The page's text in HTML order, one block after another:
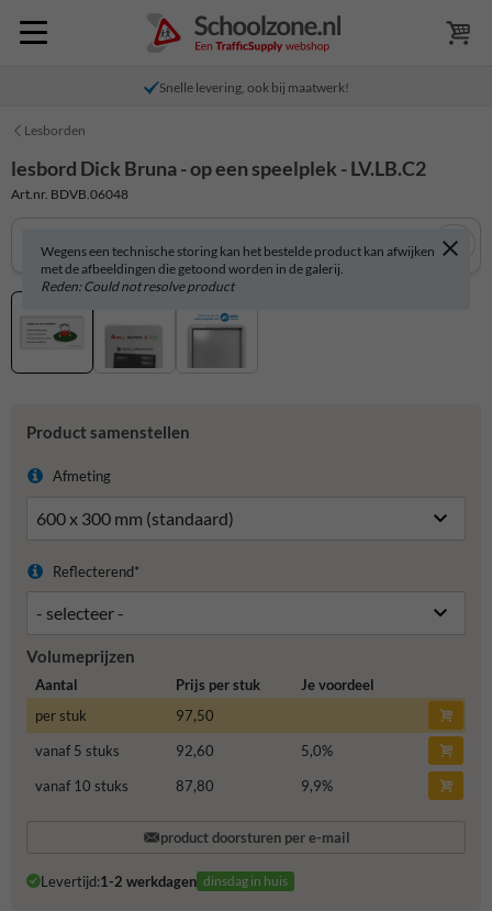
Snelle levering, ook bij maatwerk!
Lesborden
lesbord Dick Bruna - op een speelplek - LV.LB.C2
Art.nr. BDVB.06048
Wegens een technische storing kan het bestelde product kan afwijken
met de afbeeldingen die getoond worden in de galerij.
Reden: Could not resolve product
Product samenstellen
Afmeting
Reflecterend*
Volumeprijzen
Aantal Prijs per stuk
Je voordeel
per stuk
97,50
vanaf 5 stuks
92,60 5,0%
vanaf 10 stuks
87,80 9,9%
product doorsturen per e-mail
Levertijd:1-2 werkdagen dinsdag in huis